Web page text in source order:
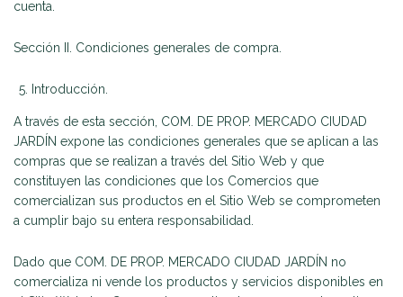
cuenta.
Sección II. Condiciones generales de compra.
Introducción.
A través de esta sección, COM. DE PROP. MERCADO CIUDAD
JARDÍN expone las condiciones generales que se aplican a las
compras que se realizan a través del Sitio Web y que
constituyen las condiciones que los Comercios que
comercializan sus productos en el Sitio Web se comprometen
a cumplir bajo su entera responsabilidad.
Dado que COM. DE PROP. MERCADO CIUDAD JARDÍN no
comercializa ni vende los productos y servicios disponibles en